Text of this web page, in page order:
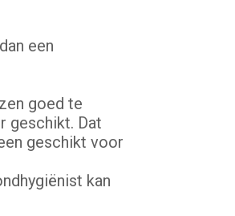
een
goed te
geschikt. Dat
geschikt voor
kan